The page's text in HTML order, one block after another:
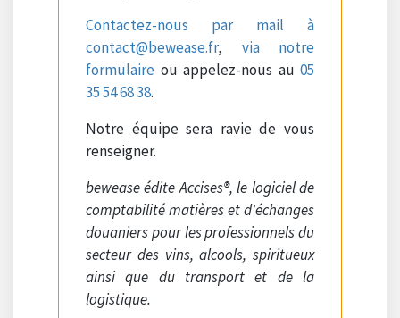
Contactez-nous par mail à
contact@bewease.fr, via notre
formulaire ou appelez-nous au 05
35 54 68 38.
Notre équipe sera ravie de vous
renseigner.
bewease édite Accises®, le logiciel de
comptabilité matières et d'échanges
douaniers pour les professionnels du
secteur des vins, alcools, spiritueux
ainsi que du transport et de la
logistique.